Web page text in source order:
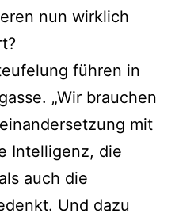
nun wirklich
führen in
„Wir brauchen
mit
Intelligenz, die
auch die
Und dazu